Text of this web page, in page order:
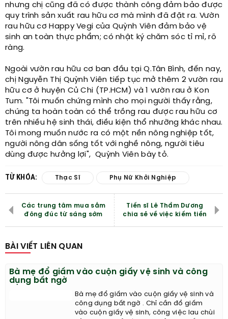
nhưng chị cũng đã có được thành công đảm bảo được
quy trình sản xuất rau hữu cơ mà mình đã đặt ra. Vườn
rau hữu cơ Happy Vegi của Quỳnh Viên đảm bảo vệ
sinh an toàn thực phẩm; có nhật ký chăm sóc tỉ mỉ, rõ
ràng.
Ngoài vườn rau hữu cơ ban đầu tại Q.Tân Bình, đến nay,
chị Nguyễn Thị Quỳnh Viên tiếp tục mở thêm 2 vườn rau
hữu cơ ở huyện Củ Chi (TP.HCM) và 1 vườn rau ở Kon
Tum. "Tôi muốn chứng mình cho mọi người thấy rằng,
chúng ta hoàn toàn có thể trồng rau được rau hữu cơ
trên nhiều hệ sinh thái, điều kiện thổ nhưỡng khác nhau.
Tôi mong muốn nước ra có một nền nông nghiệp tốt,
người nông dân sống tốt với nghề nông, người tiêu
dùng được hưởng lợi", Quỳnh Viên bày tỏ.
TỪ KHÓA: Thạc Sĩ Phụ Nữ Khởi Nghiệp
Các trung tâm mua sắm
đông đúc từ sáng sớm
Tiến sĩ Lê Thẩm Dương
chia sẻ về việc kiếm tiền
BÀI VIẾT LIÊN QUAN
Bà mẹ đổ giấm vào cuộn giấy vệ sinh và công
dụng bất ngờ
Bà mẹ đổ giấm vào cuộn giấy vệ sinh và
công dụng bất ngờ . Chỉ cần đổ giấm
vào cuộn giấy vệ sinh, công việc lau chùi